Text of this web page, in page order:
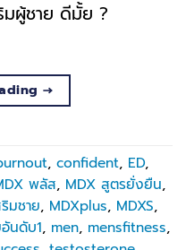
มผู้ชาย ดีมั้ย ?
→
, confident, ED,
พลัส, MDX สูตรยั่งยืน,
มชาย, MDXplus, MDXS,
นดับ1, men, mensfitness,